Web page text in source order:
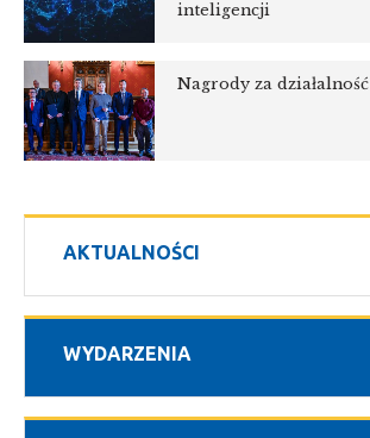
AKTUALNOŚCI
WYDARZENIA
inteligencji
Nagrody za